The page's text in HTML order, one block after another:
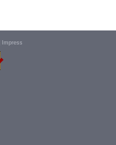
Impress